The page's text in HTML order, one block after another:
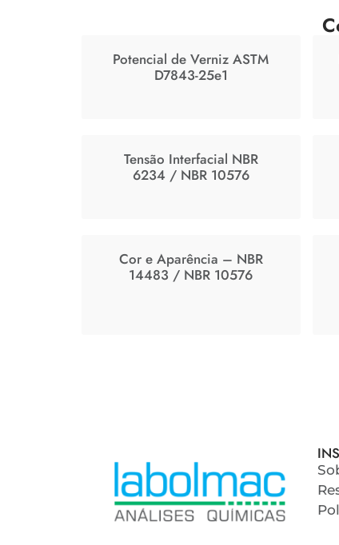
Potencial de Verniz ASTM
D7843-25e1
Tensão Interfacial NBR
6234 / NBR 10576
Cor e Aparência – NBR
14483 / NBR 10576